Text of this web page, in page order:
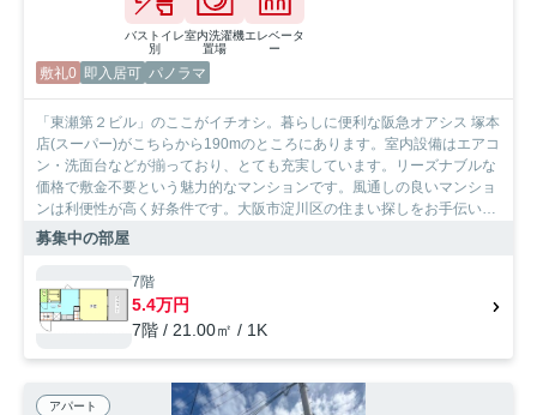
バストイレ
別
室内洗濯機
置場
エレベータ
ー
敷礼0 即入居可 パノラマ
「東瀬第２ビル」のここがイチオシ。暮らしに便利な阪急オアシス 塚本
店(スーパー)がこちらから190mのところにあります。室内設備はエアコ
ン・洗面台などが揃っており、とても充実しています。リーズナブルな
価格で敷金不要という魅力的なマンションです。風通しの良いマンショ
ンは利便性が高く好条件です。大阪市淀川区の住まい探しをお手伝いし
ます。SumoSumoお問い合わせ窓口がお客様に合った住まいをご紹介い
募集中の部屋
7階
5.4万円
7階 / 21.00㎡ / 1K
アパート